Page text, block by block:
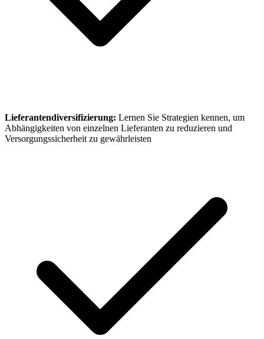
Lieferantendiversifizierung: Lernen Sie Strategien kennen, um
Abhängigkeiten von einzelnen Lieferanten zu reduzieren und
Versorgungssicherheit zu gewährleisten